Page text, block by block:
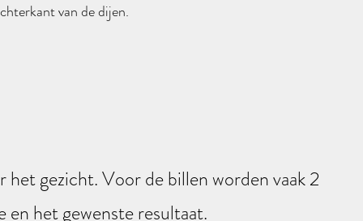
van de dijen.
gezicht. Voor de billen worden vaak 2
het gewenste resultaat.